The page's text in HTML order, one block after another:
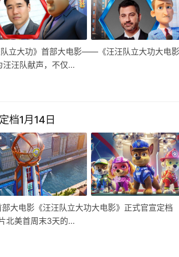
立大功》首部大电影——《汪汪队立大功大电
汪汪队献声，不仅…
档1月14日
大电影《汪汪队立大功大电影》正式官宣定档
北美首周末3天的…